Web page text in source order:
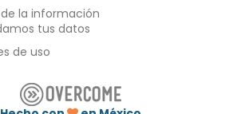
la información
tus datos
de uso